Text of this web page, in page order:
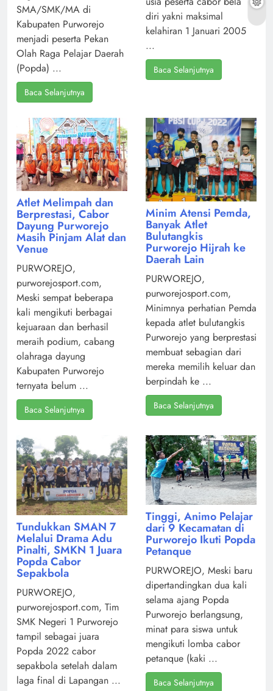
SMA/SMK/MA di
Kabupaten Purworejo
menjadi peserta Pekan
Olah Raga Pelajar Daerah
(Popda) ...
Baca Selanjutnya
diri yakni maksimal
kelahiran 1 Januari 2005
...
Baca Selanjutnya
Atlet Melimpah dan
Berprestasi, Cabor
Dayung Purworejo
Masih Pinjam Alat dan
Venue
PURWOREJO,
purworejosport.com,
Meski sempat beberapa
kali mengikuti berbagai
kejuaraan dan berhasil
meraih podium, cabang
olahraga dayung
Kabupaten Purworejo
ternyata belum ...
Baca Selanjutnya
Minim Atensi Pemda,
Banyak Atlet
Bulutangkis
Purworejo Hijrah ke
Daerah Lain
PURWOREJO,
purworejosport.com,
Minimnya perhatian Pemda
kepada atlet bulutangkis
Purworejo yang berprestasi
membuat sebagian dari
mereka memilih keluar dan
berpindah ke ...
Baca Selanjutnya
Tundukkan SMAN 7
Melalui Drama Adu
Pinalti, SMKN 1 Juara
Popda Cabor
Sepakbola
PURWOREJO,
purworejosport.com, Tim
SMK Negeri 1 Purworejo
tampil sebagai juara
Popda 2022 cabor
sepakbola setelah dalam
laga final di Lapangan ...
Tinggi, Animo Pelajar
dari 9 Kecamatan di
Purworejo Ikuti Popda
Petanque
PURWOREJO, Meski baru
dipertandingkan dua kali
selama ajang Popda
Purworejo berlangsung,
minat para siswa untuk
mengikuti lomba cabor
petanque (kaki ...
Baca Selanjutnya